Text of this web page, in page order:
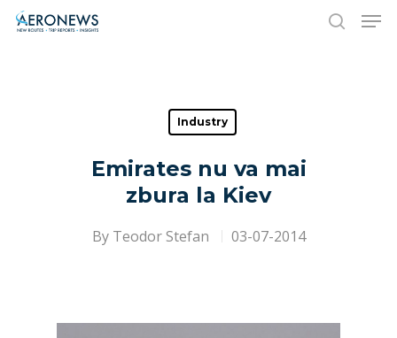
Hit enter to search or ESC to close
Industry
Emirates nu va mai
zbura la Kiev
By Teodor Stefan 03-07-2014